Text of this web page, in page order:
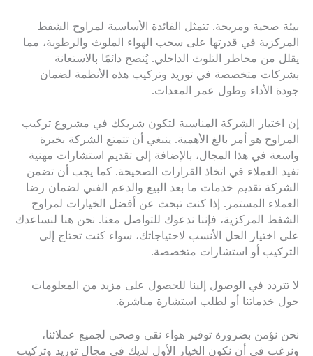
بيئة صحية ومريحة. تتمثل الفائدة الأساسية لمراوح الشفط
المركزية في قدرتها على سحب الهواء الملوث والرطوبة، مما
يقلل من مخاطر التلوث الداخلي. يُنصح دائمًا بالاستعانة
بشركات متخصصة في توريد وتركيب هذه الأنظمة لضمان
جودة الأداء وطول عمر المعدات.
إن اختيار الشركة المناسبة لتكون شريكك في مشروع تركيب
المراوح هو أمر بالغ الأهمية. ينبغي أن تتمتع الشركة بخبرة
واسعة في هذا المجال، بالإضافة إلى تقديم استشارات مهنية
تفيد العملاء في اتخاذ القرارات الصحيحة. كما يجب أن تضمن
الشركة تقديم خدمات ما بعد البيع والدعم الفني لضمان رضا
العملاء المستمر. إذا كنت تبحث عن أفضل الخيارات لمراوح
الشفط المركزية، فإننا ندعوك للتواصل معنا. نحن هنا لنساعدك
على اختيار الحل الأنسب لاحتياجاتك، سواء كنت تحتاج إلى
التركيب أو استشارات متخصصة.
لا تتردد في الوصول إلينا للحصول على مزيد من المعلومات
حول خدماتنا أو لطلب استشارة مباشرة.
نحن نؤمن بضرورة توفير هواء نقي وصحي لجميع عملائنا،
ونرغب في أن نكون الخيار الأول لديك في مجال توريد وتركيب